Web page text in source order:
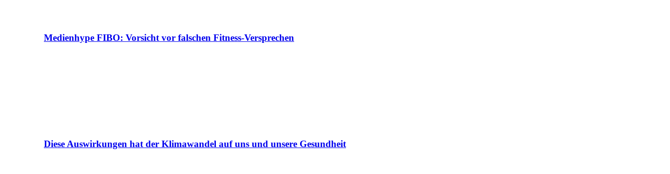
Medienhype FIBO: Vorsicht vor falschen Fitness-Versprechen
Diese Auswirkungen hat der Klimawandel auf uns und unsere Gesundheit